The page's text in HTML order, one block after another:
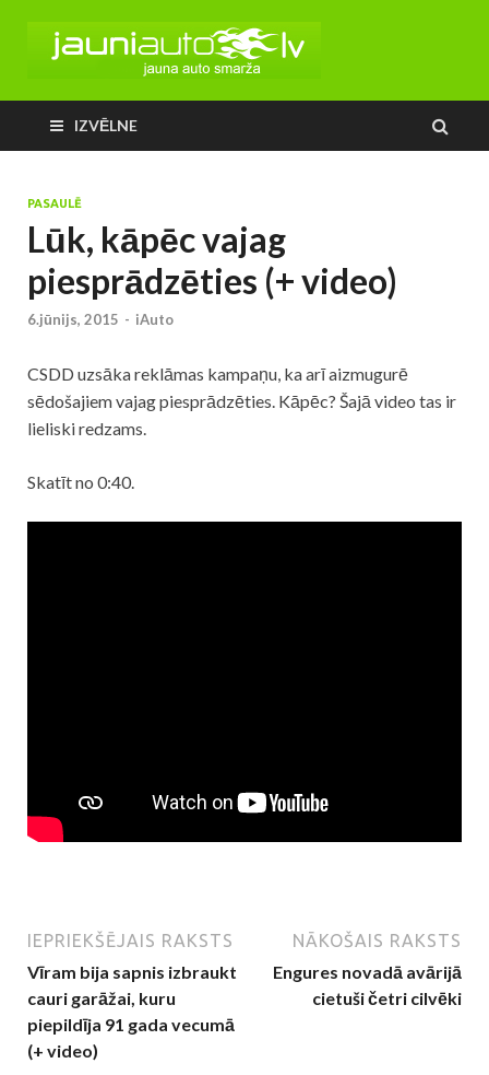
IZVĒLNE
PASAULĒ
Lūk, kāpēc vajag
piesprādzēties (+ video)
6.jūnijs, 2015 - iAuto
CSDD uzsāka reklāmas kampaņu, ka arī aizmugurē
sēdošajiem vajag piesprādzēties. Kāpēc? Šajā video tas ir
lieliski redzams.
Skatīt no 0:40.
IEPRIEKŠĒJAIS RAKSTS
Vīram bija sapnis izbraukt
cauri garāžai, kuru
piepildīja 91 gada vecumā
(+ video)
NĀKOŠAIS RAKSTS
Engures novadā avārijā
cietuši četri cilvēki